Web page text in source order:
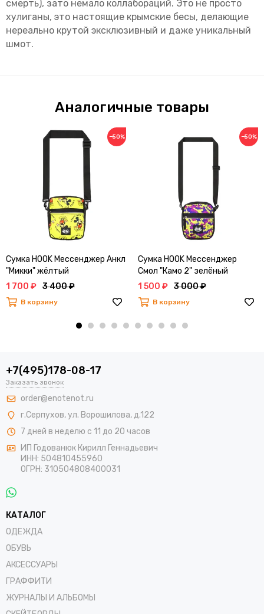
смерть), зато немало коллабораций. Это не просто
хулиганы, это настоящие крымские бесы, делающие
нереально крутой эксклюзивный и даже уникальный
шмот.
Аналогичные товары
−50%
Сумка HOOK Мессенджер Анкл
"Микки" жёлтый
1 700 ₽ 3 400 ₽
В корзину
−50%
Сумка HOOK Мессенджер
Смол "Камо 2" зелёный
1 500 ₽ 3 000 ₽
В корзину
+7(495)178-08-17
Заказать звонок
order@enotenot.ru
г.Серпухов, ул. Ворошилова, д.122
7 дней в неделю с 11 до 20 часов
ИП Годованюк Кирилл Геннадьевич
ИНН: 504810455960
ОГРН: 310504808400031
КАТАЛОГ
ОДЕЖДА
ОБУВЬ
АКСЕССУАРЫ
ГРАФФИТИ
ЖУРНАЛЫ И АЛЬБОМЫ